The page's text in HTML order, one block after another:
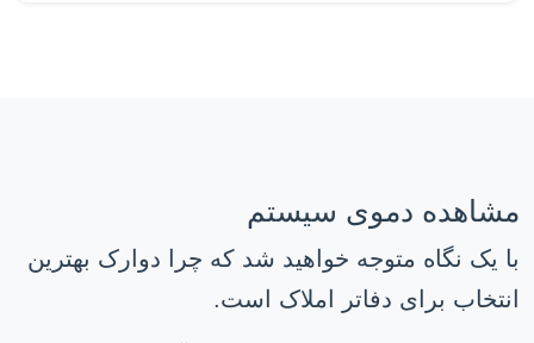
مشاهده دموی سیستم
با یک نگاه متوجه خواهید شد که چرا دوارک بهترین
انتخاب برای دفاتر املاک است.